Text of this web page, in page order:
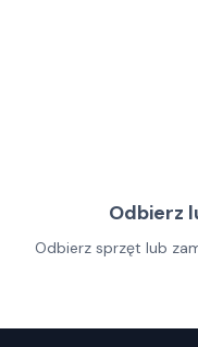
Odbierz
Odbierz sprzęt lub